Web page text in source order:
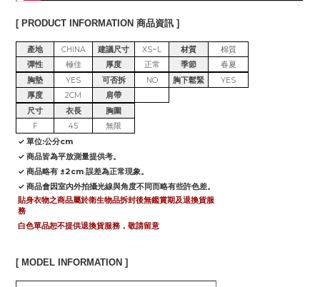
[ PRODUCT INFORMATION 商品資訊 ]
產地 CHINA 建議尺寸 XS~L 材質
棉質
彈性
極佳 厚度 正常 季節
春夏
胸墊
YES 可否拆 NO 胸下鬆緊
YES
厚度
2CM
肩帶
尺寸
衣長
胸圍
F
45
無限
✓ 單位:公分cm
✓ 商品皆為平放測量提供考。
✓ 商品略有 ±2cm 誤差為正常現象。
✓ 商品會因室內外拍攝光線與角度不同而略有些許色差。
貼身衣物之商品屬於衛生物品拆封後無鑑賞期及退換貨服
務
白色單品恕不提供退換貨服務，敬請留意
[ MODEL INFORMATION ]